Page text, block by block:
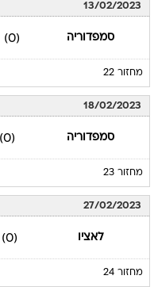
13/02/2023
סמפדוריה (0)
מחזור 22
18/02/2023
סמפדוריה (0)
מחזור 23
27/02/2023
לאציו (0)
מחזור 24